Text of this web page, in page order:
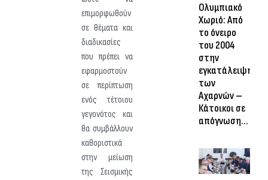
επιμορφωθούν
σε θέματα και
διαδικασίες
που πρέπει να
εφαρμοστούν
σε περίπτωση
ενός τέτοιου
γεγονότος και
θα συμβάλλουν
καθοριστικά
στην μείωση
της Σεισμικής
Ολυμπιακό
Χωριό: Από
το όνειρο
του 2004
στην
εγκατάλειψη
των
Αχαρνών –
Κάτοικοι σε
απόγνωση…